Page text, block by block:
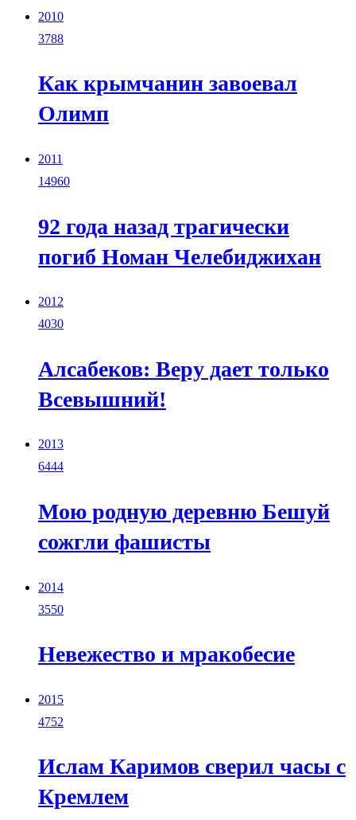
2010
3788
Как крымчанин завоевал
Олимп
2011
14960
92 года назад трагически
погиб Номан Челебиджихан
2012
4030
Алсабеков: Веру дает только
Всевышний!
2013
6444
Мою родную деревню Бешуй
сожгли фашисты
2014
3550
Невежество и мракобесие
2015
4752
Ислам Каримов сверил часы с
Кремлем